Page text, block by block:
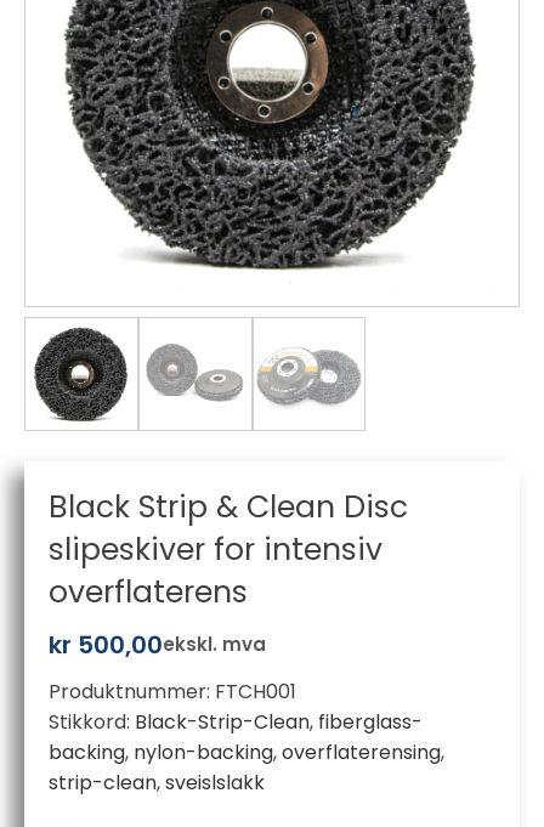
Black Strip & Clean Disc
slipeskiver for intensiv
overflaterens
kr 500,00ekskl. mva
Produktnummer: FTCH001
Stikkord: Black-Strip-Clean, fiberglass-
backing, nylon-backing,overflaterensing,
strip-clean,sveislslakk